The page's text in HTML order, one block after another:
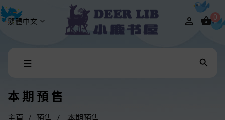
繁體中文  0
Toggle
☰ 
本期預售